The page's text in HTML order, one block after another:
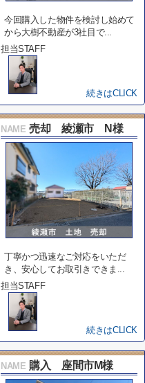
今回購入した物件を検討し始めて
から大樹不動産が3社目で...
担当STAFF
続きはCLICK
NAME 売却 綾瀬市 N様
丁寧かつ迅速なご対応をいただ
き、安心してお取引きできま...
担当STAFF
続きはCLICK
NAME 購入 座間市M様